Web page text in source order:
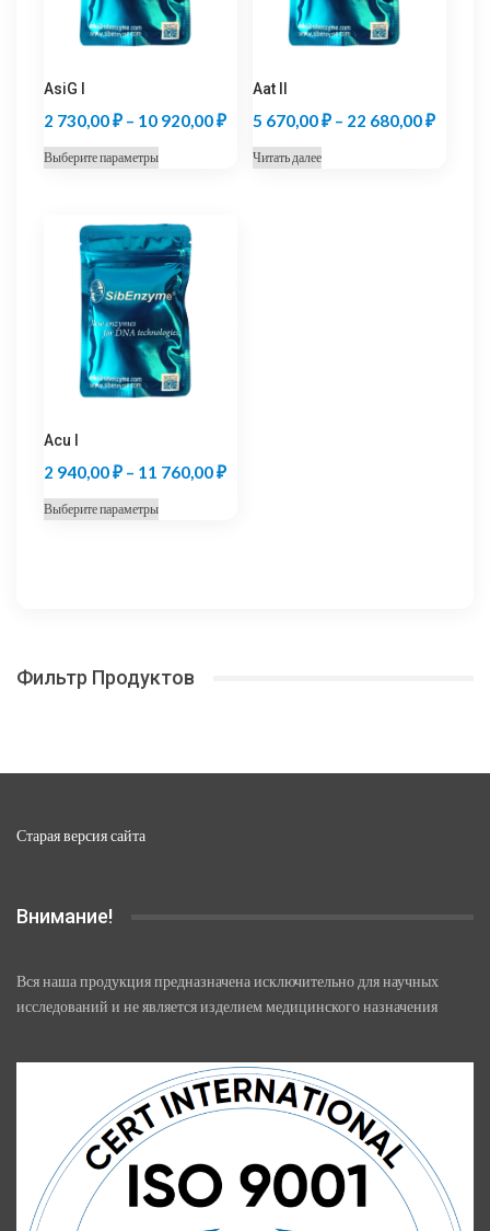
AsiG I
2 730,00₽ – 10 920,00₽Диапазон
цен:
Выберите параметрыЭтот
несколько
вариаций.
Опции
можно
выбрать
на
странице
Aat II
5 670,00₽ – 22 680,00₽
Читать далее
Acu I
2 940,00₽ – 11 760,00₽Диапазон
Выберите параметрыЭтот
выбрать
Фильтр Продуктов
Старая версия сайта
Внимание!
Вся наша продукция предназначена исключительно для научных
исследований и не является изделием медицинского назначения